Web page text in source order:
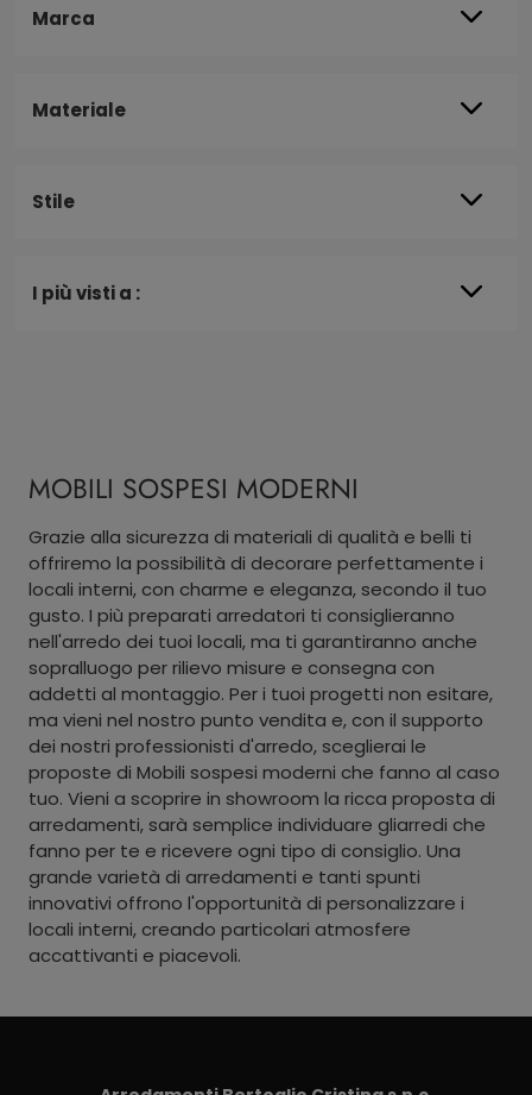
Marca
Materiale
Stile
I più visti a :
MOBILI SOSPESI MODERNI
Grazie alla sicurezza di materiali di qualità e belli ti
offriremo la possibilità di decorare perfettamente i
locali interni, con charme e eleganza, secondo il tuo
gusto. I più preparati arredatori ti consiglieranno
nell'arredo dei tuoi locali, ma ti garantiranno anche
sopralluogo per rilievo misure e consegna con
addetti al montaggio. Per i tuoi progetti non esitare,
ma vieni nel nostro punto vendita e, con il supporto
dei nostri professionisti d'arredo, sceglierai le
proposte di Mobili sospesi moderni che fanno al caso
tuo. Vieni a scoprire in showroom la ricca proposta di
arredamenti, sarà semplice individuare gliarredi che
fanno per te e ricevere ogni tipo di consiglio. Una
grande varietà di arredamenti e tanti spunti
innovativi offrono l'opportunità di personalizzare i
locali interni, creando particolari atmosfere
accattivanti e piacevoli.